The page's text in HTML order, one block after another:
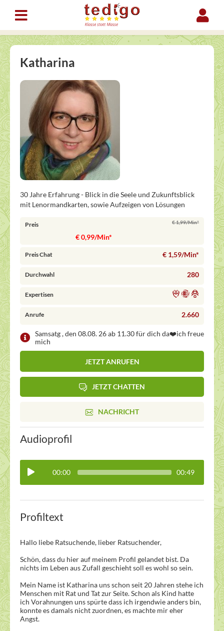
Katharina
30 Jahre Erfahrung - Blick in die Seele und Zukunftsblick
mit Lenormandkarten, sowie Aufzeigen von Lösungen
Preis € 1,99/Min*
€ 0,99/Min*
Preis Chat € 1,59/Min*
Durchwahl 280
Expertisen
Anrufe 2.660
Samsatg , den 08.08. 26 ab 11.30 für dich da❤️ich freue
mich
JETZT ANRUFEN
JETZT CHATTEN
NACHRICHT
Audioprofil
00:00 00:49
Profiltext
Hallo liebe Ratsuchende, lieber Ratsuchender,
Schön, dass du hier auf meinem Profil gelandet bist. Da
nichts im Leben aus Zufall geschieht soll es wohl so sein.
Mein Name ist Katharina uns schon seit 20 Jahren stehe ich
Menschen mit Rat und Tat zur Seite. Schon als Kind hatte
ich Vorahnungen uns spürte dass ich irgendwie anders bin,
konnte es damals nicht zuordnen, es machte mir eher
Angst.